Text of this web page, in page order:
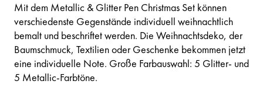
Mit dem Metallic & Glitter Pen Christmas Set können
verschiedenste Gegenstände individuell weihnachtlich
bemalt und beschriftet werden. Die Weihnachtsdeko, der
Baumschmuck, Textilien oder Geschenke bekommen jetzt
eine individuelle Note. Große Farbauswahl: 5 Glitter- und
5 Metallic-Farbtöne.